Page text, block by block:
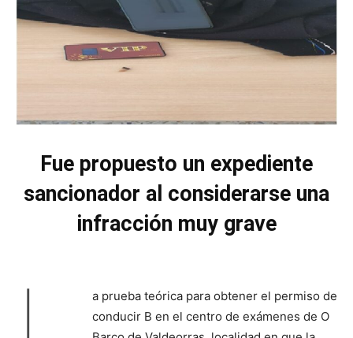
Fue propuesto un expediente
sancionador al considerarse una
infracción muy grave
a prueba teórica para obtener el permiso de
conducir B en el centro de exámenes de O